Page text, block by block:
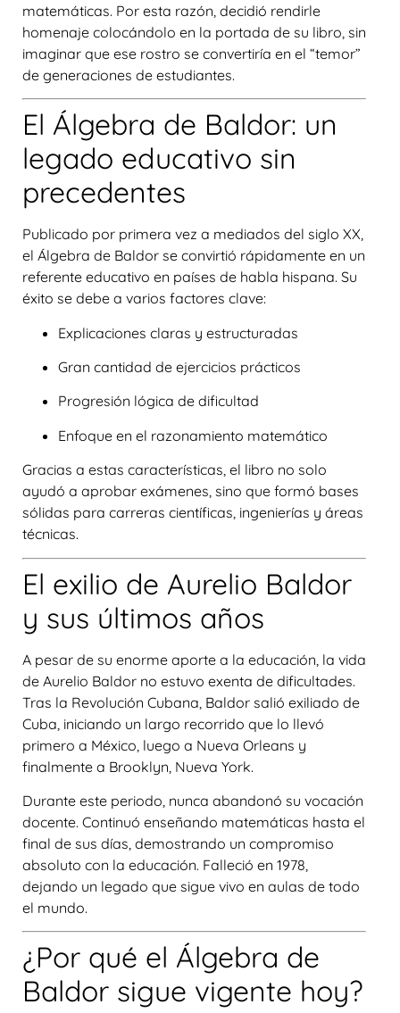
matemáticas. Por esta razón, decidió rendirle
homenaje colocándolo en la portada de su libro, sin
imaginar que ese rostro se convertiría en el “temor”
de generaciones de estudiantes.
El Álgebra de Baldor: un
legado educativo sin
precedentes
Publicado por primera vez a mediados del siglo XX,
el Álgebra de Baldor se convirtió rápidamente en un
referente educativo en países de habla hispana. Su
éxito se debe a varios factores clave:
Explicaciones claras y estructuradas
Gran cantidad de ejercicios prácticos
Progresión lógica de dificultad
Enfoque en el razonamiento matemático
Gracias a estas características, el libro no solo
ayudó a aprobar exámenes, sino que formó bases
sólidas para carreras científicas, ingenierías y áreas
técnicas.
El exilio de Aurelio Baldor
y sus últimos años
A pesar de su enorme aporte a la educación, la vida
de Aurelio Baldor no estuvo exenta de dificultades.
Tras la Revolución Cubana, Baldor salió exiliado de
Cuba , iniciando un largo recorrido que lo llevó
primero a México , luego a Nueva Orleans y
finalmente a Brooklyn, Nueva York.
Durante este periodo, nunca abandonó su vocación
docente. Continuó enseñando matemáticas hasta el
final de sus días, demostrando un compromiso
absoluto con la educación. Falleció en 1978
dejando un legado que sigue vivo en aulas de todo
el mundo.
¿Por qué el Álgebra de
Baldor sigue vigente hoy?